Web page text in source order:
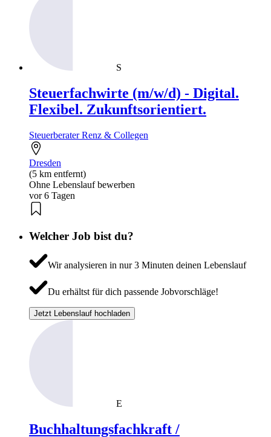
S
Steuerfachwirte (m/w/d) - Digital.
Flexibel. Zukunftsorientiert.
Steuerberater Renz & Collegen
Dresden
(5 km entfernt)
Ohne Lebenslauf bewerben
vor 6 Tagen
Welcher Job bist du?
Wir analysieren in nur 3 Minuten deinen Lebenslauf
Du erhältst für dich passende Jobvorschläge!
Jetzt Lebenslauf hochladen
E
Buchhaltungsfachkraft /